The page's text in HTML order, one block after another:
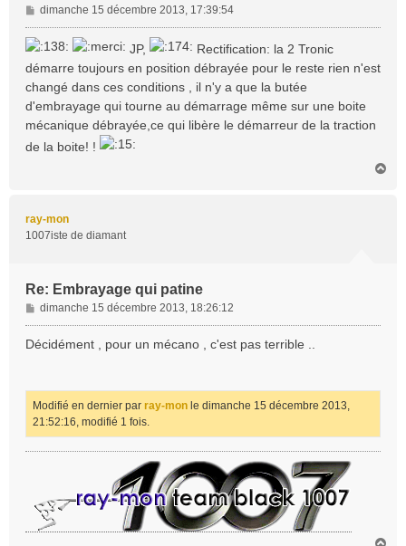
M
e
s
a
g
e
dimanche 15 décembre 2013, 17:39:54
JP,
Rectification: la 2 Tronic
démarre toujours en position débrayée pour le reste rien n'est
changé dans ces conditions , il n'y a que la butée
d'embrayage qui tourne au démarrage même sur une boite
mécanique débrayée,ce qui libère le démarreur de la traction
de la boite! !
ray-mon
1007iste de diamant
Re: Embrayage qui patine
M
e
s
g
e
dimanche 15 décembre 2013, 18:26:12
Décidément , pour un mécano , c'est pas terrible ..
Modifié en dernier par ray-mon le dimanche 15 décembre 2013,
21:52:16, modifié 1 fois.